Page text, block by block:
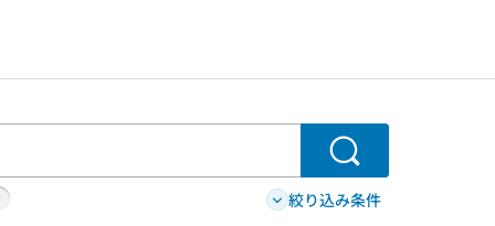
検索
絞り込み条件